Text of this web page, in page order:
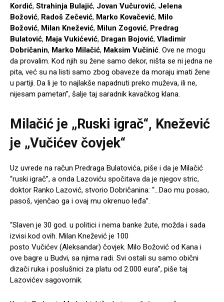
Kordić, Strahinja Bulajić, Jovan Vučurović, Jelena
Božović, Radoš Zečević, Marko Kovačević, Milo
Božović, Milan Knežević, Milun Zogović, Predrag
Bulatović, Maja Vukićević, Dragan Bojović, Vladimir
Dobričanin, Marko Milačić, Maksim Vučinić. Ove ne mogu
da provalim. Kod njih su žene samo dekor, ništa se ni jedna ne
pita, već su na listi samo zbog obaveze da moraju imati žene
u partiji. Da li je to najlakše napadnuti preko muževa, ili ne,
nijesam pametan”, šalje taj saradnik kavačkog klana.
Milačić je „Ruski igrač“, Knežević
je „Vučićev čovjek“
Uz uvrede na račun Predraga Bulatovića, piše i da je Milačić
“ruski igrač”, a onda Lazoviću spočitava da je njegov stric,
doktor Ranko Lazović, stvorio Dobričanina: “…Dao mu posao,
pasoš, vjenčao ga i ovaj mu okrenuo leđa”.
“Slaven je 30 god. u politici i nema banke žute, možda i sada
izvisi kod ovih. Milan Knežević je 100
posto Vučićev (Aleksandar) čovjek. Milo Božović od Kana i
ove bagre u Budvi, sa njima radi. Svi ostali su samo obični
dizači ruka i poslušnici za platu od 2.000 eura”, piše taj
Lazovićev sagovornik.